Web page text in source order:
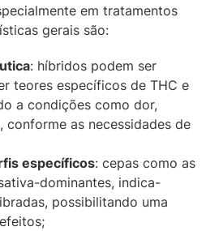
em tratamentos
gerais são:
: híbridos podem ser
teores específicos de THC e
a condições como dor,
conforme as necessidades de
específicos: cepas como as
dominantes, indica-
possibilitando uma